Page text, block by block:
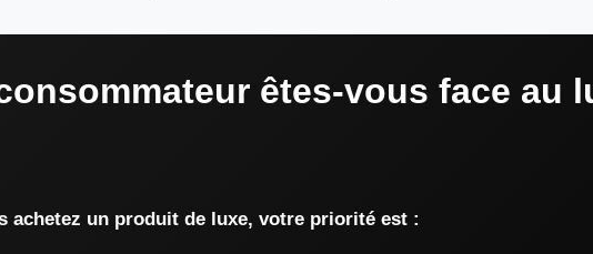
êtes-vous face au
achetez un produit de luxe, votre priorité est :